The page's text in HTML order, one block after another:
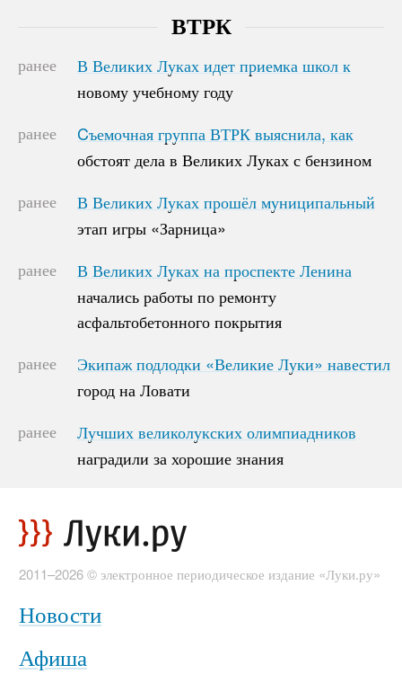
ВТРК
ранее
В Великих Луках идет приемка школ к
новому учебному году
В Великих Луках идет приемка школ к
новому учебному году
ранее
Cъемочная группа ВТРК выяснила, как
обстоят дела в Великих Луках с бензином
Cъемочная группа ВТРК выяснила, как
обстоят дела в Великих Луках с бензином
ранее
В Великих Луках прошёл муниципальный
этап игры «Зарница»
В Великих Луках прошёл муниципальный
этап игры «Зарница»
ранее
В Великих Луках на проспекте Ленина
начались работы по ремонту
асфальтобетонного покрытия
В Великих Луках на проспекте Ленина
начались работы по ремонту
асфальтобетонного покрытия
ранее
Экипаж подлодки «Великие Луки» навестил
город на Ловати
Экипаж подлодки «Великие Луки» навестил
город на Ловати
ранее
Лучших великолукских олимпиадников
наградили за хорошие знания
Лучших великолукских олимпиадников
наградили за хорошие знания
2011–2026 © электронное периодическое издание «Луки.ру»
Новости
Афиша